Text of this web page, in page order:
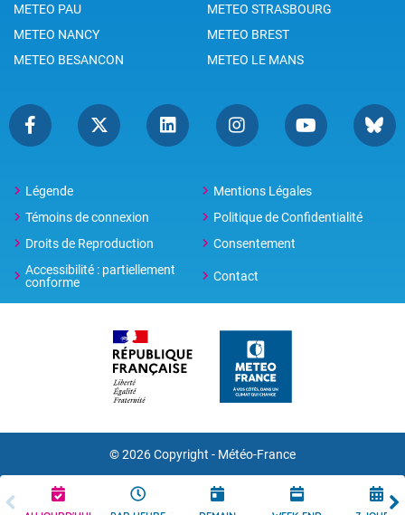
METEO PAU
METEO STRASBOURG
METEO NANCY
METEO BREST
METEO BESANCON
METEO LE MANS
Légende
Mentions Légales
Témoins de connexion
Politique de Confidentialité
Droits de Reproduction
Consentement
Accessibilité : partiellement
conforme
Contact
© 2026 Copyright - Météo-France